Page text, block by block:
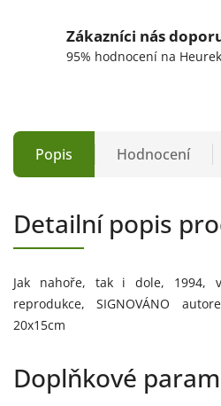
Zákazníci nás
95% hodnocení na
Popis Hodnocení
Detailní popis
Jak nahoře, tak i dole, 1994,
reprodukce, SIGNOVÁNO
20x15cm
Doplňkové